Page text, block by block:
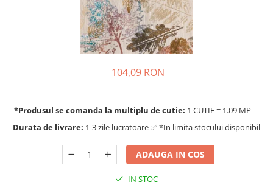
104,09 RON
*Produsul se comanda la multiplu de cutie: 1 CUTIE = 1.09 MP
Durata de livrare: 1-3 zile lucratoare ✅ *In limita stocului disponibil
ADAUGA IN COS
IN STOC